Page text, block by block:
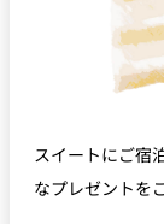
スイートにご宿
なプレゼントを